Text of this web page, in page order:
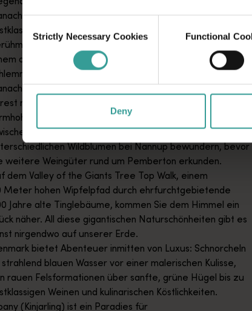
Selection
Strictly Necessary Cookies Functional
Deny
geht es weiter nach Margaret River, einem
Urlaubsziel mit saftig grünen Hügeln und
Surf-Stränden. Probieren Sie edle Tropfen auf
der vielen preisgekrönten Weinguter an und
Sie sich durch die regionalen Köstlichkeiten.
geht es auf Erkundungstour durch den Boranup Karri
mit seinem spektakulären Höhlensystem inmitten
Bäume.
September und November können Sie die vielen
Wildblumen bei Nannup bewundern, bevor
weitere Weingüter rund um Pemberton erkunden.
dem Valley of the Giants Tree Top Walk, einem
Meter hohen Wipfelpfad durch ehrfurchtgebietende
Jahre alte Tinglebäume, kommen Sie dem Himmel ein
näher. All diese gigantischen Naturschönheiten gibt es
nirgendwo auf unserer Erde.
bietet Abenteuer inmitten von Luxus: Schnorcheln
strahlend blauen Wasser vor einer malerischen Kulisse,
rauen Felsformationen über sanfte, grüne Hügel bis zu
Weinen und kulinarischen Köstlichkeiten.
(Kinjarling) ist ein Paradies für